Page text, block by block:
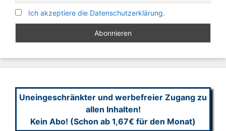
Ich akzeptiere die Datenschutzerklärung.
Uneingeschränkter und werbefreier Zugang zu
allen Inhalten!
Kein Abo! (Schon ab 1,67€ für den Monat)